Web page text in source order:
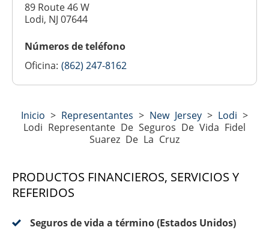
89 Route 46 W
Lodi, NJ 07644
Números de teléfono
Oficina: (862) 247-8162
Inicio > Representantes > New Jersey > Lodi >
Lodi Representante De Seguros De Vida Fidel
Suarez De La Cruz
PRODUCTOS FINANCIEROS, SERVICIOS Y
REFERIDOS
Seguros de vida a término (Estados Unidos)